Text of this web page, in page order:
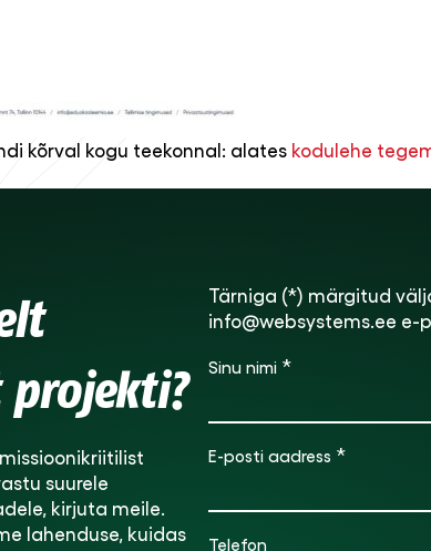
kõrval kogu teekonnal: alates kodulehe
suurele
kirjuta meile.
lahenduse, kuidas
Tärniga (*) märgitud
info@websystems.ee e-
Sinu nimi *
E-posti aadress *
Telefon